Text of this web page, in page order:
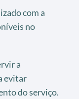
com a
no
a
evitar
do serviço.